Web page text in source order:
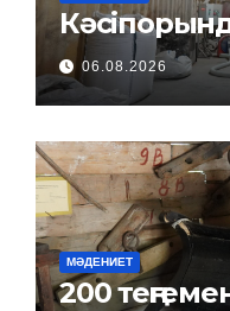
06.08.2026
МӘДЕНИЕТ